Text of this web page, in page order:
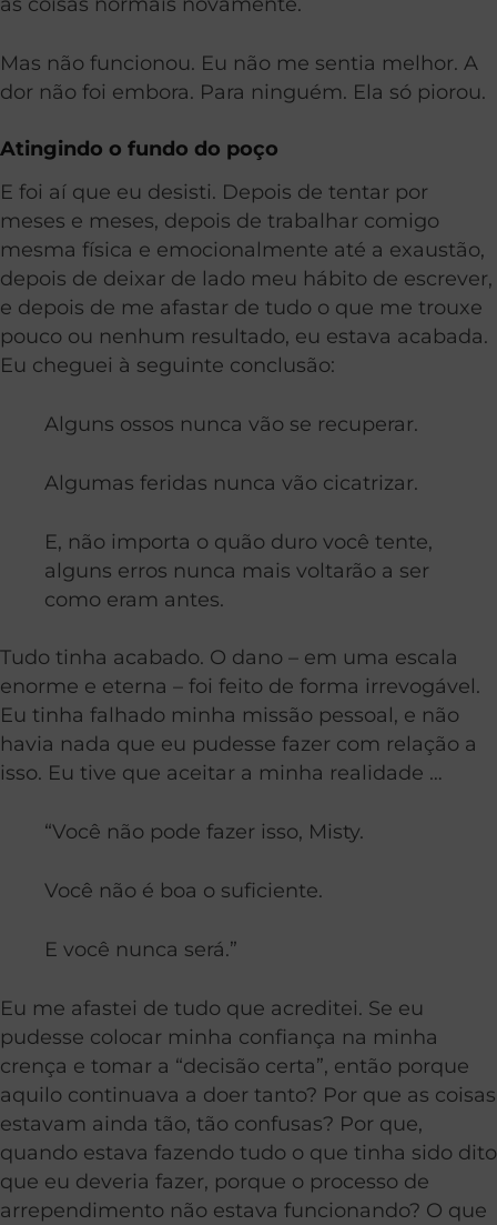
Mas não funcionou. Eu não me sentia melhor. A
dor não foi embora. Para ninguém. Ela só piorou.
Atingindo o fundo do poço
E foi aí que eu desisti. Depois de tentar por
meses e meses, depois de trabalhar comigo
mesma física e emocionalmente até a exaustão,
depois de deixar de lado meu hábito de escrever,
e depois de me afastar de tudo o que me trouxe
pouco ou nenhum resultado, eu estava acabada.
Eu cheguei à seguinte conclusão:
Alguns ossos nunca vão se recuperar.
Algumas feridas nunca vão cicatrizar.
E, não importa o quão duro você tente,
alguns erros nunca mais voltarão a ser
como eram antes.
Tudo tinha acabado. O dano – em uma escala
enorme e eterna – foi feito de forma irrevogável.
Eu tinha falhado minha missão pessoal, e não
havia nada que eu pudesse fazer com relação a
isso. Eu tive que aceitar a minha realidade …
“Você não pode fazer isso, Misty.
Você não é boa o suficiente.
E você nunca será.”
Eu me afastei de tudo que acreditei. Se eu
pudesse colocar minha confiança na minha
crença e tomar a “decisão certa”, então porque
aquilo continuava a doer tanto? Por que as coisas
estavam ainda tão, tão confusas? Por que,
quando estava fazendo tudo o que tinha sido dito
que eu deveria fazer, porque o processo de
arrependimento não estava funcionando? O que